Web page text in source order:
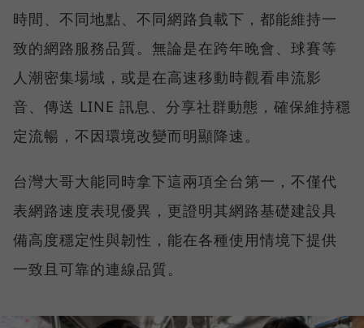
時間、不同地點、不同網路負載下，都能維持一
致的網路服務品質。無論是在跨年晚會、球賽等
人潮密集場域，或是在高速移動時觀看串流影
音、傳送 LINE 訊息、分享社群動態，確保維持穩
定流暢，不因環境改變而明顯降速。
台灣大哥大能同時拿下這兩項全台第一，不僅代
表網路速度表現優異，更證明其網路基礎建設具
備高度穩定性與韌性，能在各種使用情境下提供
一致且可靠的連線品質。